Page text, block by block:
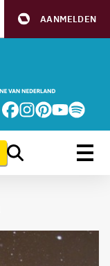
AANMELDEN